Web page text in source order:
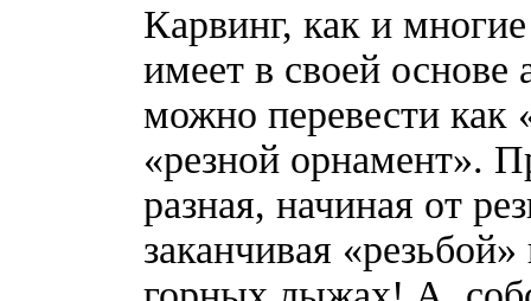
Карвинг, как и
имеет в своей
можно перевести как
«резной орнамент».
разная, начиная от
заканчивая